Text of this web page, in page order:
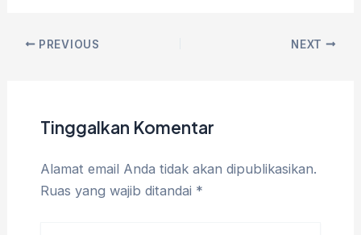
PREVIOUS NEXT
Tinggalkan Komentar
Alamat email Anda tidak akan dipublikasikan.
Ruas yang wajib ditandai *